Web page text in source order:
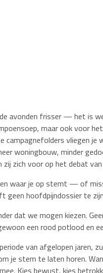
avonden frisser — het is
maar ook voor
campagnefolders vliegen je
woningbouw, minder
zich voor op het debat van
waar je op stemt — of
geen hoofdpijndossier te
dat we mogen kiezen.
een rood potlood en
van afgelopen jaren,
je stem te laten horen.
Kies bewust, kies